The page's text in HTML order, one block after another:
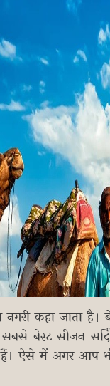
नगरी कहा
बेस्ट सीजन
ऐसे में अगर आप